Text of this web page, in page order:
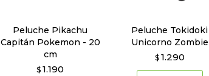
Peluche Pikachu
Capitán Pokemon - 20
cm
$ 1.190
Peluche Tokidoki
Unicorno Zombie
$ 1.290